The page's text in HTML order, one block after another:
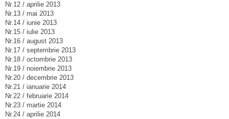
Nr.12 / aprilie 2013
Nr.13 / mai 2013
Nr.14 / iunie 2013
Nr.15 / iulie 2013
Nr.16 / august 2013
Nr.17 / septembrie 2013
Nr.18 / octombrie 2013
Nr.19 / noiembrie 2013
Nr.20 / decembrie 2013
Nr.21 / ianuarie 2014
Nr.22 / februarie 2014
Nr.23 / martie 2014
Nr.24 / aprilie 2014